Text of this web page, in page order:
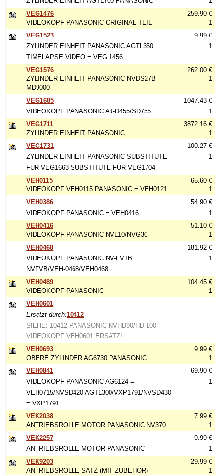
VEG1476
VIDEOKOPF PANASONIC ORIGINAL TEIL
259.90 €
1
VEG1523
ZYLINDER EINHEIT PANASONIC AGTL350
TIMELAPSE VIDEO = VEG 1456
9.99 €
1
VEG1576
ZYLINDER EINHEIT PANASONIC NVDS27B
MD9000
262.00 €
1
VEG1685
VIDEOKOPF PANASONIC AJ-D455/SD755
1047.43 €
1
VEG1711
ZYLINDER EINHEIT PANASONIC
3872.16 €
1
VEG1731
ZYLINDER EINHEIT PANASONIC SUBSTITUTE
FÜR VEG1663 SUBSTITUTE FÜR VEG1704
100.27 €
1
VEH0115
VIDEOKOPF VEH0115 PANASONIC = VEH0121
65.60 €
1
VEH0386
VIDEOKOPF PANASONIC = VEH0416
54.90 €
1
VEH0416
VIDEOKOPF PANASONIC NVL10/NVG30
51.10 €
1
VEH0468
VIDEOKOPF PANASONIC NV-FV1B
NVFVB/VEH-0468/VEH0468
181.92 €
1
VEH0489
VIDEOKOPF PANASONIC
104.45 €
1
VEH0601
Ersetzt durch:10412
SIEHE: 10412 PANASONIC NVHD90/HD-100
VIDEOKOPF VEH0601 ERSATZ!
VEH0693
OBERE ZYLINDER AG6730 PANASONIC
9.99 €
1
VEH0841
VIDEOKOPF PANASONIC AG6124 =
VEH0715/NVSD420 AGTL300/VXP1791/NVSD430
= VXP1791
69.90 €
1
VEK2038
ANTRIEBSROLLE MOTOR PANASONIC NV370
7.99 €
1
VEK2257
ANTRIEBSROLLE MOTOR PANASONIC
9.99 €
1
VEK9203
ANTRIEBSROLLE SATZ (MIT ZUBEHÖR)
29.99 €
1